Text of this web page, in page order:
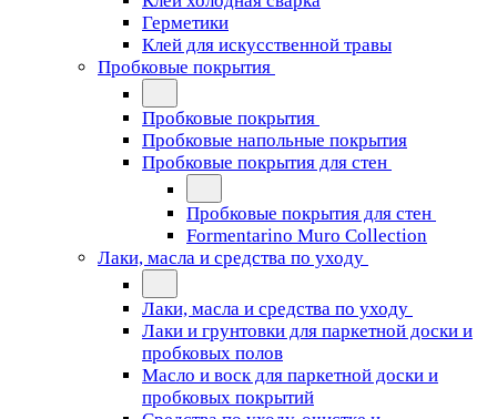
Герметики
Клей для искусственной травы
Пробковые покрытия
Пробковые покрытия
Пробковые напольные покрытия
Пробковые покрытия для стен
Пробковые покрытия для стен
Formentarino Muro Collection
Лаки, масла и средства по уходу
Лаки, масла и средства по уходу
Лаки и грунтовки для паркетной доски и
пробковых полов
Масло и воск для паркетной доски и
пробковых покрытий